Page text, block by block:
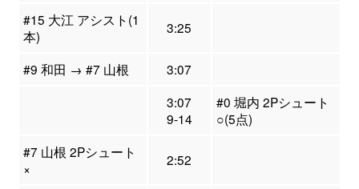
#15 大江 アシスト(1
本)
3:25
#9 和田 → #7 山根
3:07
3:07
9-14
#0 堀内 2Pシュート
○(5点)
#7 山根 2Pシュート
×
2:52